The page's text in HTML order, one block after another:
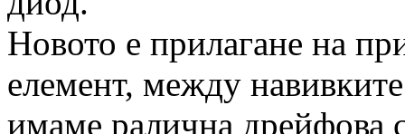
Новото е прилагане на
елемент, между
имаме ралична дрейфова